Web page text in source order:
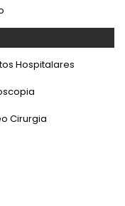
Hospitalares
Cirurgia